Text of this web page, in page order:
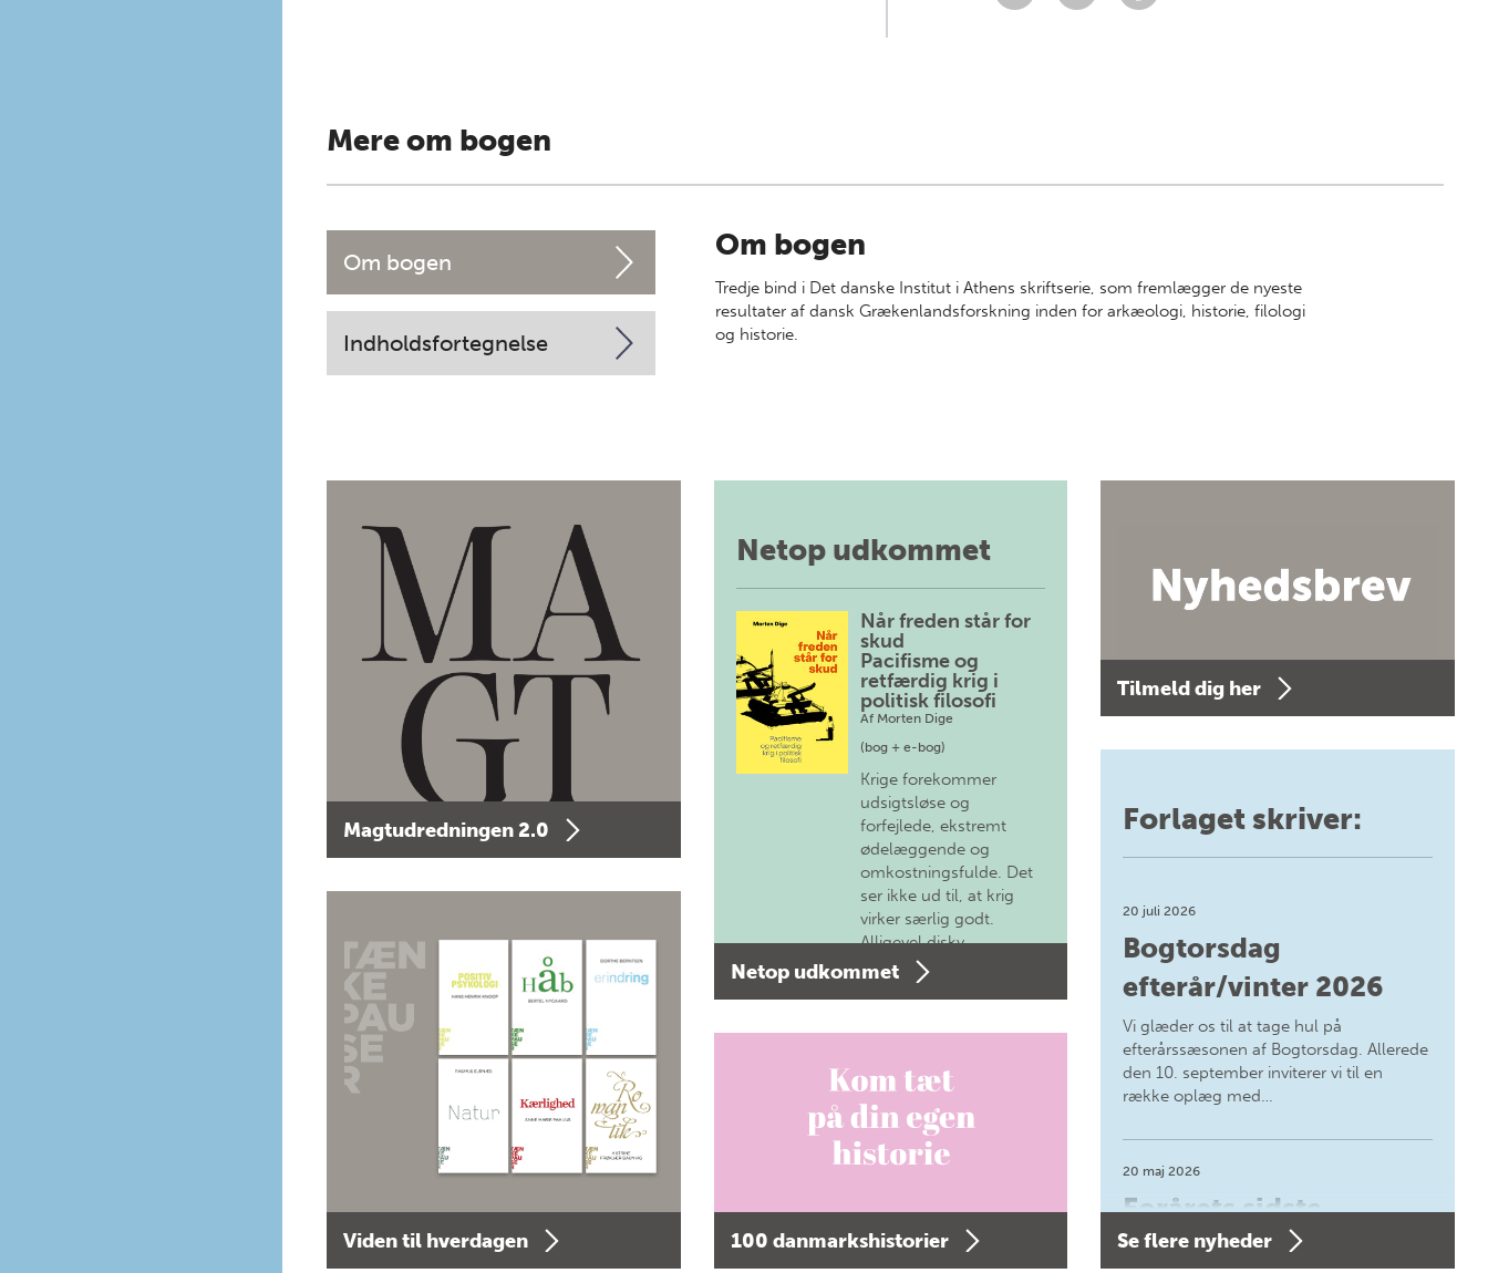
Mere om bogen
Om bogen
Indholdsfortegnelse
Om bogen
Tredje bind i Det danske Institut i Athens skriftserie, som fremlægger de nyeste
resultater af dansk Grækenlandsforskning inden for arkæologi, historie, filologi
og historie.
Magtudredningen 2.0
Viden til hverdagen
Netop udkommet
Når freden står for
skud
Pacifisme og
retfærdig krig i
politisk filosofi
Af Morten Dige
(bog + e-bog)
Krige forekommer
udsigtsløse og
forfejlede, ekstremt
ødelæggende og
omkostningsfulde. Det
ser ikke ud til, at krig
virker særlig godt.
Alligevel diskv…
Netop udkommet
100 danmarkshistorier
Tilmeld dig her
Forlaget skriver:
20 juli 2026
Bogtorsdag
efterår/vinter 2026
Vi glæder os til at tage hul på
efterårssæsonen af Bogtorsdag. Allerede
den 10. september inviterer vi til en
række oplæg med…
20 maj 2026
Forårets sidste
Bogtorsdag 11. juni
Se flere nyheder